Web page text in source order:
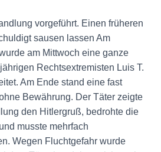
vorgeführt. Einen früheren
sausen lassen Am
am Mittwoch eine ganze
Rechtsextremisten Luis T.
Am Ende stand eine fast
Bewährung. Der Täter zeigte
den Hitlergruß, bedrohte die
musste mehrfach
Wegen Fluchtgefahr wurde